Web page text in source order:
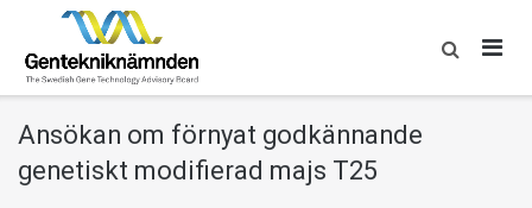
content
Ansökan om förnyat godkännande
genetiskt modifierad majs T25